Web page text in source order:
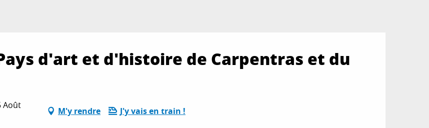
d'art et d'histoire de Carpentras et du
Août
M'y rendre J'y vais en train !